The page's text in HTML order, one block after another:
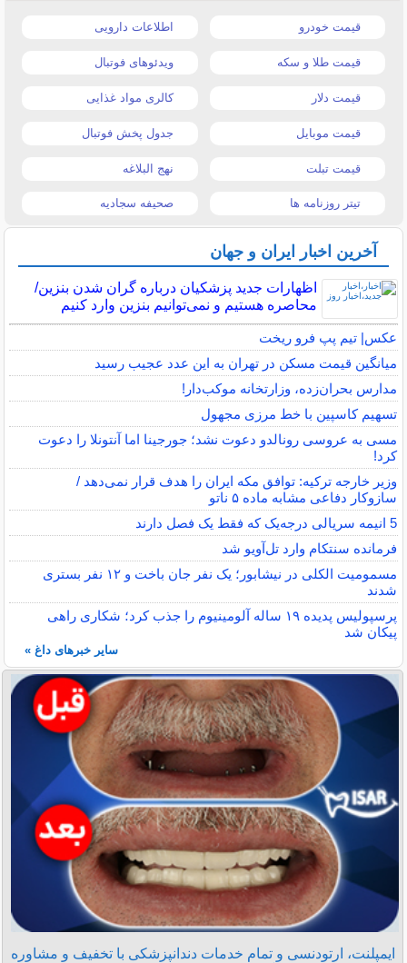
قیمت خودرو اطلاعات دارویی
قیمت طلا و سکه ویدئوهای فوتبال
قیمت دلار کالری مواد غذایی
قیمت موبایل جدول پخش فوتبال
قیمت تبلت نهج البلاغه
تیتر روزنامه ها صحیفه سجادیه
آخرین اخبار ایران و جهان
اظهارات جدید پزشکیان درباره گران شدن بنزین/
محاصره هستیم و نمی‌توانیم بنزین وارد کنیم
عکس| تیم پپ فرو ریخت
میانگین قیمت مسکن در تهران به این عدد عجیب رسید
مدارس بحران‌زده، وزارتخانه موکب‌دار!
تسهیم کاسپین با خط مرزی مجهول
مسی به عروسی رونالدو دعوت نشد؛ جورجینا اما آنتونلا را دعوت
کرد!
وزیر خارجه ترکیه: توافق مکه ایران را هدف قرار نمی‌دهد /
سازوکار دفاعی مشابه ماده ۵ ناتو
5 انیمه سریالی درجه‌یک که فقط یک فصل دارند
فرمانده سنتکام وارد تل‌آویو شد
مسمومیت الکلی در نیشابور؛ یک نفر جان باخت و ۱۲ نفر بستری
شدند
پرسپولیس پدیده ۱۹ ساله آلومینیوم را جذب کرد؛ شکاری راهی
پیکان شد
سایر خبرهای داغ »
ایمپلنت، ارتودنسی و تمام خدمات دندانپزشکی با تخفیف و مشاوره